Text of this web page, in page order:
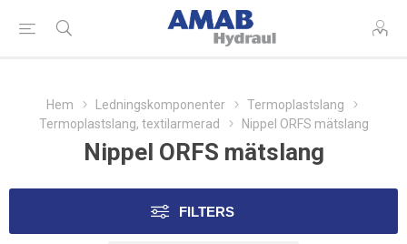
Hem Ledningskomponenter
Termoplastslang
Termoplastslang, textilarmerad
Nippel ORFS mätslang
Nippel ORFS mätslang
FILTERS